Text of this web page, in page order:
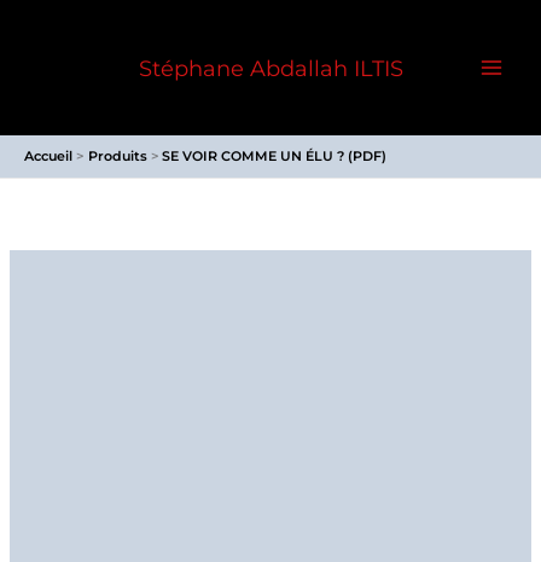
Stéphane Abdallah ILTIS
Accueil Produits SE VOIR COMME UN ÉLU ? (PDF)